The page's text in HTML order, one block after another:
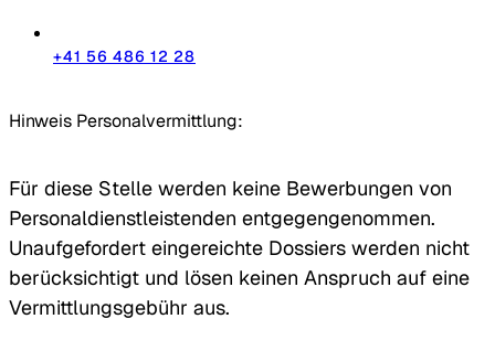
+41 56 486 12 28
Hinweis Personalvermittlung:
Für diese Stelle werden keine Bewerbungen von
Personaldienstleistenden entgegengenommen.
Unaufgefordert eingereichte Dossiers werden nicht
berücksichtigt und lösen keinen Anspruch auf eine
Vermittlungsgebühr aus.